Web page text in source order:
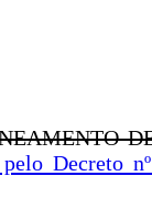
Decreto